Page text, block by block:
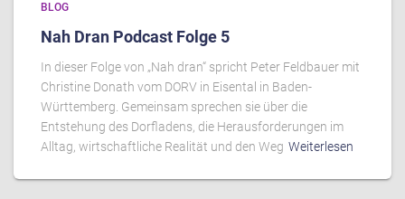
BLOG
Nah Dran Podcast Folge 5
In dieser Folge von „Nah dran“ spricht Peter Feldbauer mit
Christine Donath vom DORV in Eisental in Baden-
Württemberg. Gemeinsam sprechen sie über die
Entstehung des Dorfladens, die Herausforderungen im
Alltag, wirtschaftliche Realität und den Weg Weiterlesen